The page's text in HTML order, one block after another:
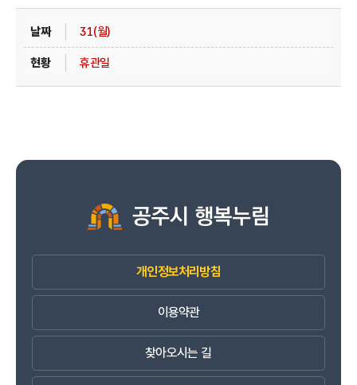
31(월)
휴관일
개인정보처리방침
이용약관
찾아오시는 길